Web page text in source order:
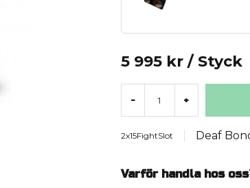
5 995 kr / Styck
- +
2x15FightSlot Deaf
Varför handla hos